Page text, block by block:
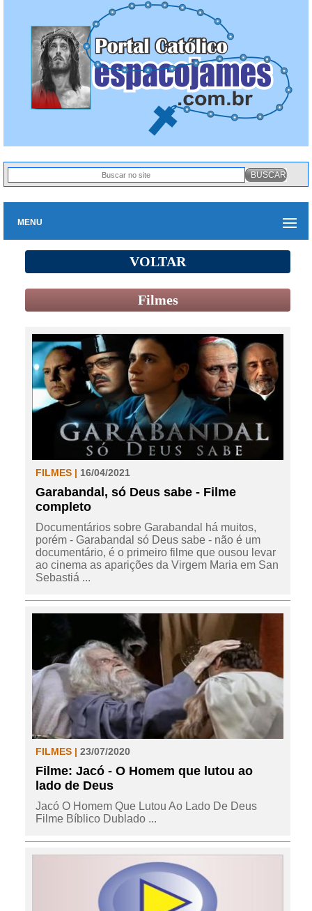
MENU
VOLTAR
Filmes
FILMES | 16/04/2021
Garabandal, só Deus sabe - Filme
completo
Documentários sobre Garabandal há muitos,
porém - Garabandal só Deus sabe - não é um
documentário, é o primeiro filme que ousou levar
ao cinema as aparições da Virgem Maria em San
Sebastiá ...
FILMES | 23/07/2020
Filme: Jacó - O Homem que lutou ao
lado de Deus
Jacó O Homem Que Lutou Ao Lado De Deus
Filme Bíblico Dublado ...